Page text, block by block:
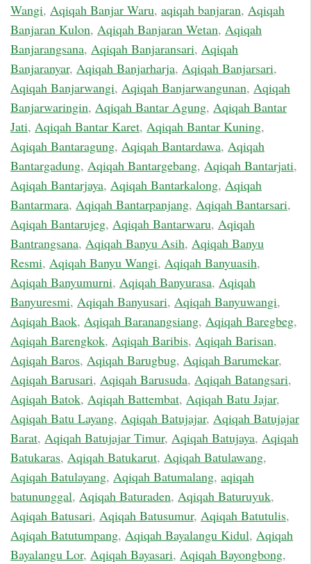
Wangi, Aqiqah Banjar Waru, aqiqah banjaran, Aqiqah
Banjaran Kulon, Aqiqah Banjaran Wetan, Aqiqah
Banjarangsana, Aqiqah Banjaransari, Aqiqah
Banjaranyar, Aqiqah Banjarharja, Aqiqah Banjarsari,
Aqiqah Banjarwangi, Aqiqah Banjarwangunan, Aqiqah
Banjarwaringin, Aqiqah Bantar Agung, Aqiqah Bantar
Jati, Aqiqah Bantar Karet, Aqiqah Bantar Kuning,
Aqiqah Bantaragung, Aqiqah Bantardawa, Aqiqah
Bantargadung, Aqiqah Bantargebang, Aqiqah Bantarjati,
Aqiqah Bantarjaya, Aqiqah Bantarkalong, Aqiqah
Bantarmara, Aqiqah Bantarpanjang, Aqiqah Bantarsari,
Aqiqah Bantarujeg, Aqiqah Bantarwaru, Aqiqah
Bantrangsana, Aqiqah Banyu Asih, Aqiqah Banyu
Resmi, Aqiqah Banyu Wangi, Aqiqah Banyuasih,
Aqiqah Banyumurni, Aqiqah Banyurasa, Aqiqah
Banyuresmi, Aqiqah Banyusari, Aqiqah Banyuwangi,
Aqiqah Baok, Aqiqah Baranangsiang, Aqiqah Baregbeg,
Aqiqah Barengkok, Aqiqah Baribis, Aqiqah Barisan,
Aqiqah Baros, Aqiqah Barugbug, Aqiqah Barumekar,
Aqiqah Barusari, Aqiqah Barusuda, Aqiqah Batangsari,
Aqiqah Batok, Aqiqah Battembat, Aqiqah Batu Jajar,
Aqiqah Batu Layang, Aqiqah Batujajar, Aqiqah Batujajar
Barat, Aqiqah Batujajar Timur, Aqiqah Batujaya, Aqiqah
Batukaras, Aqiqah Batukarut, Aqiqah Batulawang,
Aqiqah Batulayang, Aqiqah Batumalang, aqiqah
batununggal, Aqiqah Baturaden, Aqiqah Baturuyuk,
Aqiqah Batusari, Aqiqah Batusumur, Aqiqah Batutulis,
Aqiqah Batutumpang, Aqiqah Bayalangu Kidul, Aqiqah
Bayalangu Lor, Aqiqah Bayasari, Aqiqah Bayongbong,